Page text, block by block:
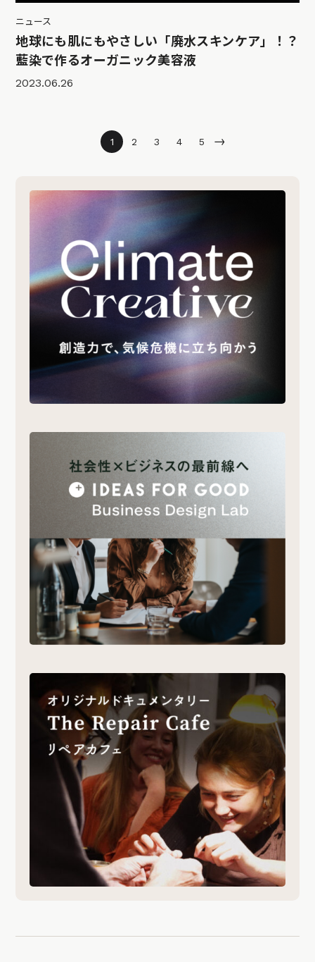
ニュース
地球にも肌にもやさしい「廃水スキンケア」！？
藍染で作るオーガニック美容液
2023.06.26
1 2 3 4 5 →